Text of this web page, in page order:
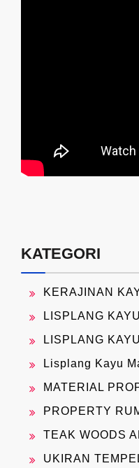
KATEGORI
KERAJINAN
LISPLANG KAYU
LISPLANG
Lisplang Kayu
MATERIAL
PROPERTY
TEAK WOODS
UKIRAN